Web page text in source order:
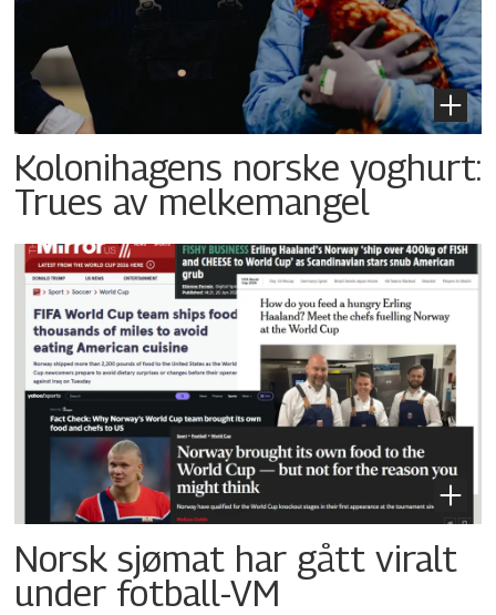
Kolonihagens norske yoghurt:
Trues av melkemangel
Norsk sjømat har gått viralt
under fotball-VM